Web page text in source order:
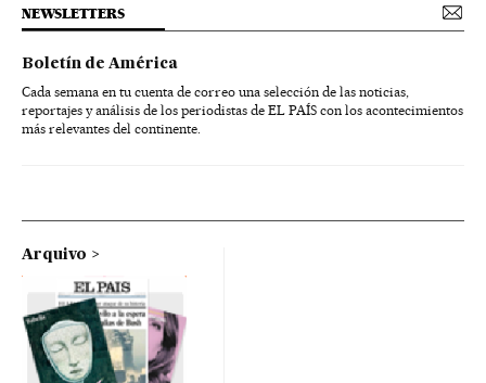
NEWSLETTERS
Boletín de América
Cada semana en tu cuenta de correo una selección de las noticias,
reportajes y análisis de los periodistas de EL PAÍS con los acontecimientos
más relevantes del continente.
Arquivo